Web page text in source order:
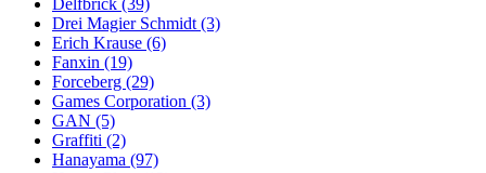
Delfbrick (39)
Drei Magier Schmidt (3)
Erich Krause (6)
Fanxin (19)
Forceberg (29)
Games Corporation (3)
GAN (5)
Graffiti (2)
Hanayama (97)